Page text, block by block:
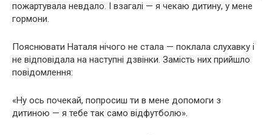
пожартувала невдало. І взагалі — я чекаю дитину, у мене
гормони.
Пояснювати Наталя нічого не стала — поклала слухавку і
не відповідала на наступні дзвінки. Замість них прийшло
повідомлення:
«Ну ось почекай, попросиш ти в мене допомоги з
дитиною — я тебе так само відфутболю».